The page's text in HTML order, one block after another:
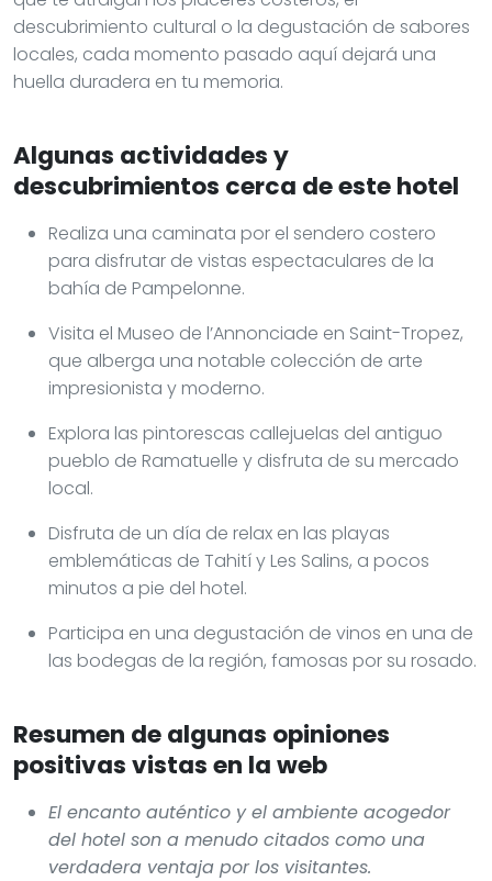
descubrimiento cultural o la degustación de sabores
locales, cada momento pasado aquí dejará una
huella duradera en tu memoria.
Algunas actividades y
descubrimientos cerca de este hotel
Realiza una caminata por el sendero costero
para disfrutar de vistas espectaculares de la
bahía de Pampelonne.
Visita el Museo de l’Annonciade en Saint-Tropez,
que alberga una notable colección de arte
impresionista y moderno.
Explora las pintorescas callejuelas del antiguo
pueblo de Ramatuelle y disfruta de su mercado
local.
Disfruta de un día de relax en las playas
emblemáticas de Tahití y Les Salins, a pocos
minutos a pie del hotel.
Participa en una degustación de vinos en una de
las bodegas de la región, famosas por su rosado.
Resumen de algunas opiniones
positivas vistas en la web
El encanto auténtico y el ambiente acogedor
del hotel son a menudo citados como una
verdadera ventaja por los visitantes.